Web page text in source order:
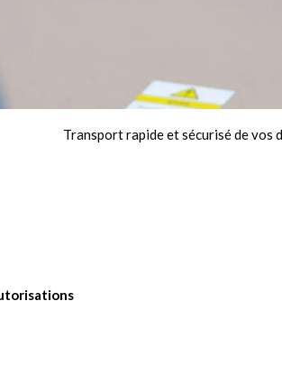
Transport rapide et sécurisé de vos